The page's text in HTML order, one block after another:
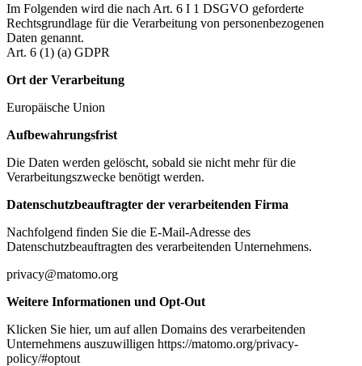
Im Folgenden wird die nach Art. 6 I 1 DSGVO geforderte
Rechtsgrundlage für die Verarbeitung von personenbezogenen
Daten genannt.
Art. 6 (1) (a) GDPR
Ort der Verarbeitung
Europäische Union
Aufbewahrungsfrist
Die Daten werden gelöscht, sobald sie nicht mehr für die
Verarbeitungszwecke benötigt werden.
Datenschutzbeauftragter der verarbeitenden Firma
Nachfolgend finden Sie die E-Mail-Adresse des
Datenschutzbeauftragten des verarbeitenden Unternehmens.
privacy@matomo.org
Weitere Informationen und Opt-Out
Klicken Sie hier, um auf allen Domains des verarbeitenden
Unternehmens auszuwilligen https://matomo.org/privacy-
policy/#optout